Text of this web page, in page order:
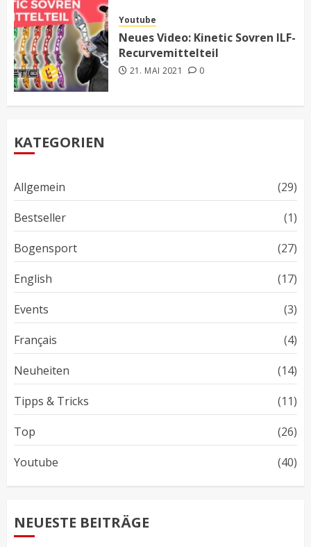
Youtube
Neues Video: Kinetic Sovren ILF-
Recurvemittelteil
21. MAI 2021 0
KATEGORIEN
Allgemein
(29)
Bestseller
(1)
Bogensport
(27)
English
(17)
Events
(3)
Français
(4)
Neuheiten
(14)
Tipps & Tricks
(11)
Top
(26)
Youtube
(40)
NEUESTE BEITRÄGE